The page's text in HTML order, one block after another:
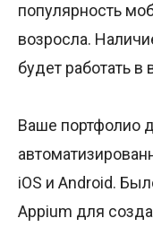
популярность
возросла.
будет работать в
Ваше портфолио
iOS и Android.
Appium для